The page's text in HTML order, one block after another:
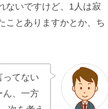
ないですけど、1人は寂
ことありますかとか、ち
ってない
ん、一方